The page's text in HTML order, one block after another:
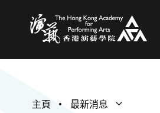
主頁 最新消息 打開子選單
關閉子選單